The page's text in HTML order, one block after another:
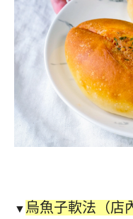
▼ 烏魚子軟法（店